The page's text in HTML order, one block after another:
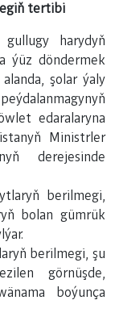
tertibi
harydyň
ýüz döndermek
şolar ýaly
edaralaryna
Ministrler
derejesinde
berilmegi,
bolan gümrük
berilmegi, şu
görnüşde,
boýunça